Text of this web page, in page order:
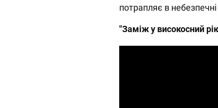
потрапляє в небезпечні
"Заміж у високосний